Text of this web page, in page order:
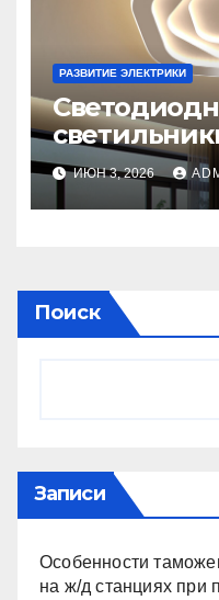
РАЗВИТИЕ ЭЛЕКТРИКИ
как
установка
ИЮН 3, 2026
Поиск
Записи
Особенности
на ж/д станциях при